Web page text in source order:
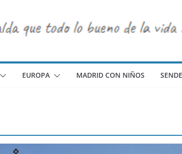
EUROPA MADRID CON NIÑOS